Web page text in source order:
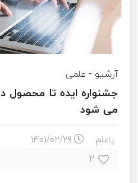
آرشیو - علمی
جشنواره ایده تا محصول
می شود
پاعلم ۱۴۰۱/۰۲/۲۹
۲